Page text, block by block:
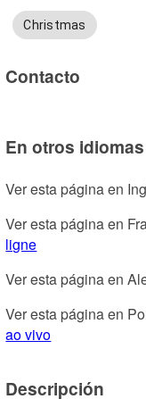
Christmas
Contacto
En otros idiomas
Ver esta página en
Ver esta página en
ligne
Ver esta página en
Ver esta página en
ao vivo
Descripción